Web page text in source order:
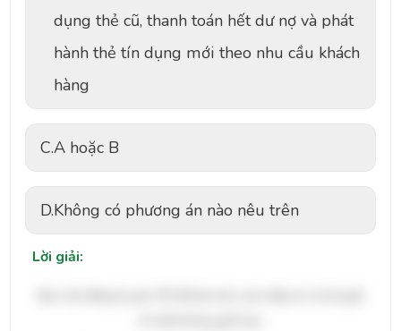
dụng thẻ cũ, thanh toán hết dư nợ và phát
hành thẻ tín dụng mới theo nhu cầu khách
hàng
C.A hoặc B
D.Không có phương án nào nêu trên
Lời giải: